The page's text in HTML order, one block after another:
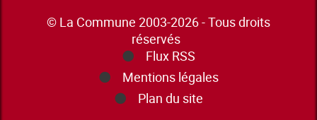
© La Commune 2003-2026 - Tous droits
réservés
Flux RSS
Mentions légales
Plan du site